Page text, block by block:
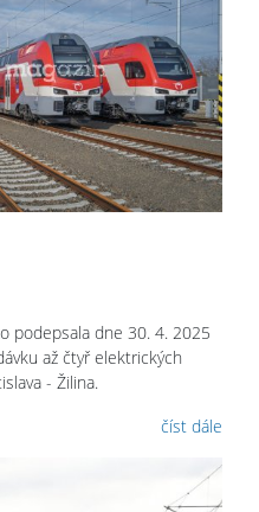
podepsala dne 30. 4. 2025
až čtyř elektrických
- Žilina.
číst dále